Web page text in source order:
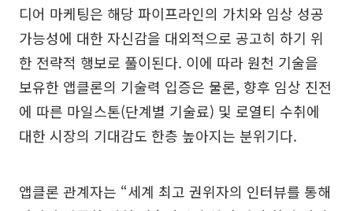
디어 마케팅은 해당 파이프라인의 가치와 임상 성공
가능성에 대한 자신감을 대외적으로 공고히 하기 위
한 전략적 행보로 풀이된다. 이에 따라 원천 기술을
보유한 앱클론의 기술력 입증은 물론, 향후 임상 진전
에 따른 마일스톤(단계별 기술료) 및 로열티 수취에
대한 시장의 기대감도 한층 높아지는 분위기다.
앱클론 관계자는 “세계 최고 권위자의 인터뷰를 통해